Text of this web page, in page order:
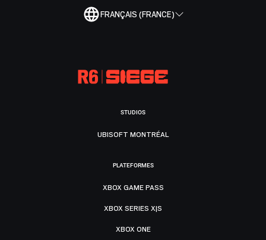
FRANÇAIS (FRANCE)
STUDIOS
UBISOFT MONTRÉAL
PLATEFORMES
XBOX GAME PASS
XBOX SERIES X|S
XBOX ONE